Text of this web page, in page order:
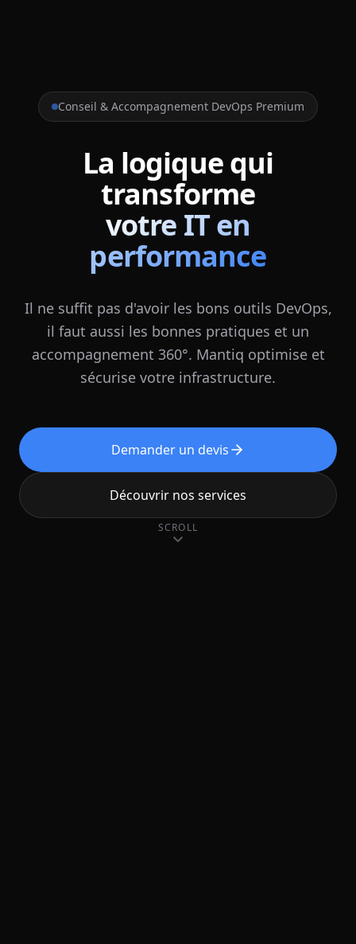
Conseil & Accompagnement DevOps Premium
La logique qui
transforme
votre IT en
performance
Il ne suffit pas d'avoir les bons outils DevOps,
il faut aussi les bonnes pratiques et un
accompagnement 360°. Mantiq optimise et
sécurise votre infrastructure.
Demander un devis
Découvrir nos services
SCROLL